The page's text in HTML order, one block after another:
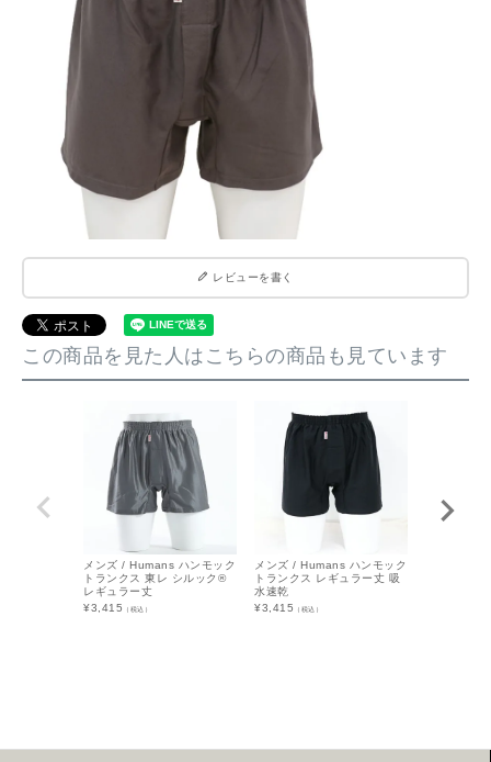
レビューを書く
この商品を見た人はこちらの商品も見ています
メンズ / Humans ハンモック
トランクス 東レ シルック®
レギュラー丈
¥3,415 （税込）
メンズ / Humans ハンモック
トランクス レギュラー丈 吸
水速乾
¥3,415 （税込）